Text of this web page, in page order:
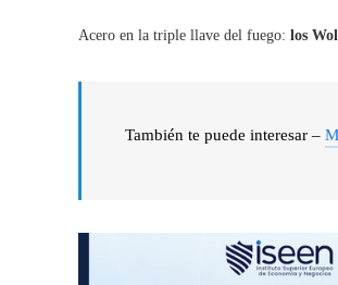
Acero en la triple llave del fuego: los
También te puede interesar –